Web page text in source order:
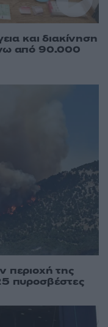
και διακίνηση
από 90.000
περιοχή της
πυροσβέστες